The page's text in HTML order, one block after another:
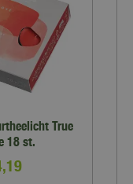
True
18 st.
,19